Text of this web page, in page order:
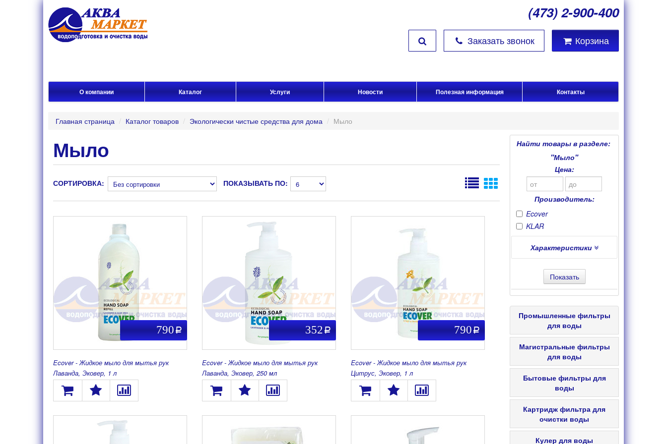
(473) 2-900-400
Заказать звонок Корзина
О компании Каталог Услуги Новости Полезная информация Контакты
Главная страница / Каталог товаров / Экологически чистые средства для дома / Мыло
Мыло
СОРТИРОВКА: ПОКАЗЫВАТЬ ПО:
790 a
Ecover - Жидкое мыло для мытья рук
Лаванда, Эковер, 1 л
352 a
Ecover - Жидкое мыло для мытья рук
Лаванда, Эковер, 250 мл
790 a
Ecover - Жидкое мыло для мытья рук
Цитрус, Эковер, 1 л
Найти товары в разделе:
"Мыло"
Цена:
Производитель:
Ecover
KLAR
Характеристики
Показать
Промышленные фильтры
для воды
Водоподготовка для
производств
Водоподготовка для
котельных
Водоподготовка для
коттеджей
Система обратного осмоса
Магистральные фильтры
для воды
Дисковые фильтры для воды
Картриджный фильтр
Фильтр с нержавеющей
сеткой
Бытовые фильтры для
воды
Система очистки воды -
фильтр обратного осмоса
Система под мойку
Картридж фильтра для
очистки воды
Картридж для системы
Кулер для воды